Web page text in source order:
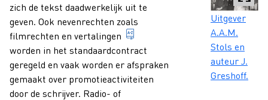
zich de tekst daadwerkelijk uit te
geven. Ook nevenrechten zoals
filmrechten en vertalingen
in een andere taal
worden in het standaardcontract
geregeld en vaak worden er afspraken
gemaakt over promotieactiviteiten
door de schrijver. Radio- of
Caption
Uitgever
A.A.M.
Stols en
auteur J.
Greshoff.